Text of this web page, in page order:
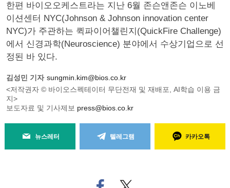
한편 바이오오케스트라는 지난 6월 존슨앤존슨 이노베
이션센터 NYC(Johnson & Johnson innovation center
NYC)가 주관하는 퀵파이어챌린지(QuickFire Challenge)
에서 신경과학(Neuroscience) 분야에서 수상기업으로 선
정된 바 있다.
김성민 기자 sungmin.kim@bios.co.kr
<저작권자 © 바이오스펙테이터 무단전재 및 재배포, AI학습 이용 금
지>
보도자료 및 기사제보 press@bios.co.kr
뉴스레터 텔레그램 카카오톡
페
트위